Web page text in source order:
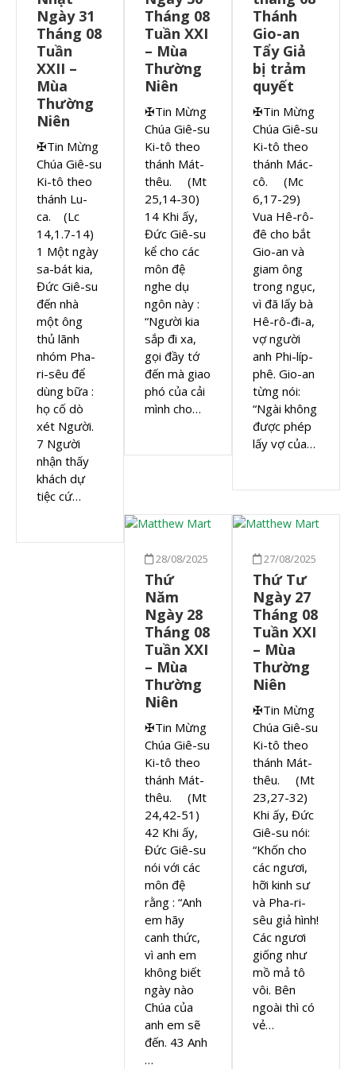
Ngày 31
Tháng 08
Tuần
XXII –
Mùa
Thường
Niên
✠Tin Mừng
Chúa Giê-su
Ki-tô theo
thánh Lu-
ca. (Lc
14,1.7-14)
1 Một ngày
sa-bát kia,
Đức Giê-su
đến nhà
một ông
thủ lãnh
nhóm Pha-
ri-sêu để
dùng bữa :
họ cố dò
xét Người.
7 Người
nhận thấy
khách dự
tiệc cứ…
Tháng 08
Tuần XXI
– Mùa
Thường
Niên
✠Tin Mừng
Chúa Giê-su
Ki-tô theo
thánh Mát-
thêu. (Mt
25,14-30)
14 Khi ấy,
Đức Giê-su
kể cho các
môn đệ
nghe dụ
ngôn này :
“Người kia
sắp đi xa,
gọi đầy tớ
đến mà giao
phó của cải
mình cho…
Thánh
Gio-an
Tẩy Giả
bị trảm
quyết
✠Tin Mừng
Chúa Giê-su
Ki-tô theo
thánh Mác-
cô. (Mc
6,17-29)
Vua Hê-rô-
đê cho bắt
Gio-an và
giam ông
trong ngục,
vì đã lấy bà
Hê-rô-đi-a,
vợ người
anh Phi-líp-
phê. Gio-an
từng nói:
“Ngài không
được phép
lấy vợ của…
28/08/2025
Thứ
Năm
Ngày 28
Tháng 08
Tuần XXI
– Mùa
Thường
Niên
✠Tin Mừng
Chúa Giê-su
Ki-tô theo
thánh Mát-
thêu. (Mt
24,42-51)
42 Khi ấy,
Đức Giê-su
nói với các
môn đệ
rằng : “Anh
em hãy
canh thức,
vì anh em
không biết
ngày nào
Chúa của
anh em sẽ
đến. 43 Anh
…
27/08/2025
Thứ Tư
Ngày 27
Tháng 08
Tuần XXI
– Mùa
Thường
Niên
✠Tin Mừng
Chúa Giê-su
Ki-tô theo
thánh Mát-
thêu. (Mt
23,27-32)
Khi ấy, Đức
Giê-su nói:
“Khốn cho
các ngươi,
hỡi kinh sư
và Pha-ri-
sêu giả hình!
Các ngươi
giống như
mồ mả tô
vôi. Bên
ngoài thì có
vẻ…